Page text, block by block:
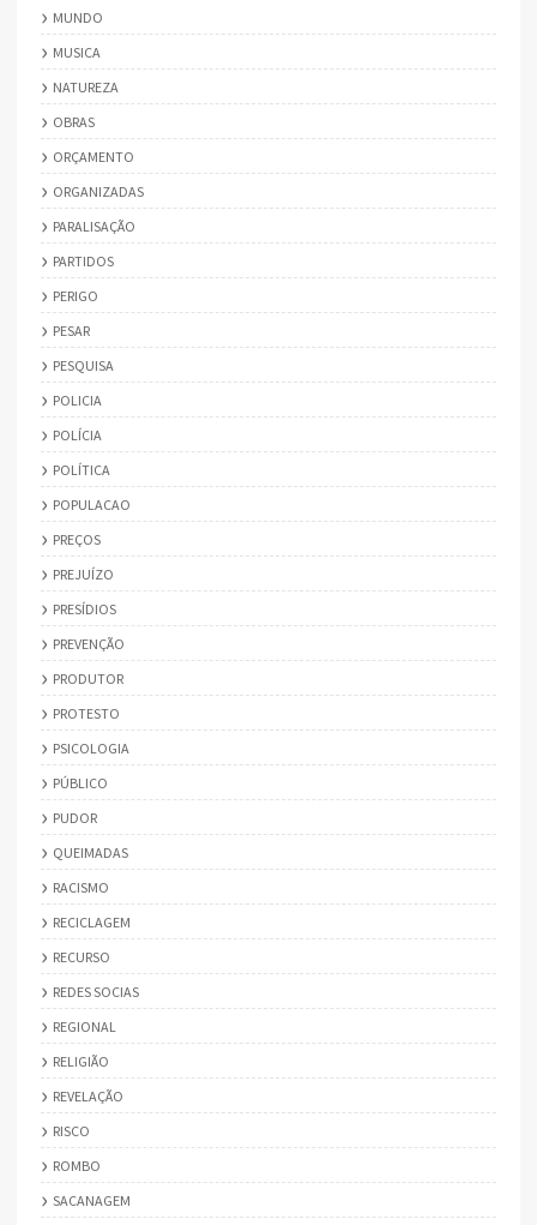
MUNDO
MUSICA
NATUREZA
OBRAS
ORÇAMENTO
ORGANIZADAS
PARALISAÇÃO
PARTIDOS
PERIGO
PESAR
PESQUISA
POLICIA
POLÍCIA
POLÍTICA
POPULACAO
PREÇOS
PREJUÍZO
PRESÍDIOS
PREVENÇÃO
PRODUTOR
PROTESTO
PSICOLOGIA
PÚBLICO
PUDOR
QUEIMADAS
RACISMO
RECICLAGEM
RECURSO
REDES SOCIAS
REGIONAL
RELIGIÃO
REVELAÇÃO
RISCO
ROMBO
SACANAGEM